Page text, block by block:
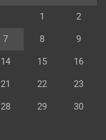
1 2
7 8 9
14 15 16
21 22 23
28 29 30